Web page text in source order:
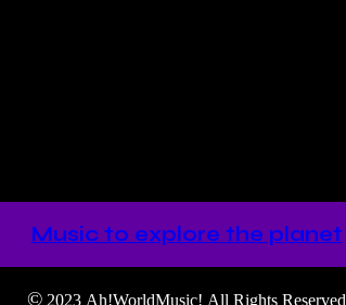
Music to explore the planet
© 2023 Ah!WorldMusic! All Rights Reserved